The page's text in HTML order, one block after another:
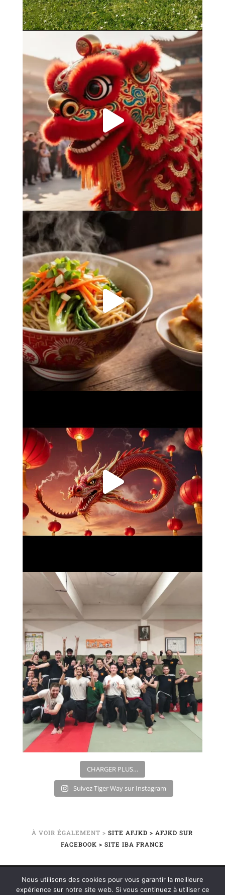
CHARGER PLUS…
Suivez Tiger Way sur Instagram
À VOIR ÉGALEMENT >SITE AFJKD> AFJKD SUR
FACEBOOK> SITE IBA FRANCE
©2020 TIGER WAY – ÉCOLE DE KUNG-FU / JEET-
Nous utilisons des cookies pour vous garantir la meilleure
expérience sur notre site web. Si vous continuez à utiliser ce